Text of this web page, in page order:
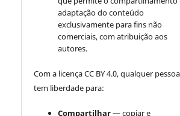
adaptação do conteúdo
exclusivamente para fins não
comerciais, com atribuição aos
autores.
Com a licença CC BY 4.0, qualquer pessoa
tem liberdade para:
Compartilhar— copiar e